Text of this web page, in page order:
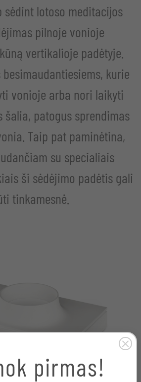
pirmas!
sėdint lotoso meditacijos
pilnoje vonioje
vertikalioje padėtyje.
kurie
vonioje arba nori laikyti
šalia, patogus sprendimas
Taip pat paminėtina,
su specialiais
ši sėdėjimo padėtis gali
tinkamesnė.